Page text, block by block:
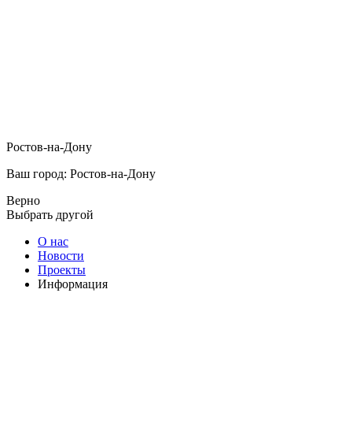
Ростов-на-Дону
Ваш город: Ростов-на-Дону
Верно
Выбрать другой
О нас
Новости
Проекты
Информация